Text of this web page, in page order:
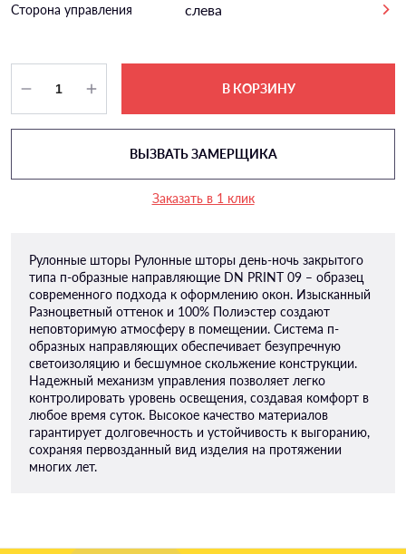
Сторона управления слева
В КОРЗИНУ
ВЫЗВАТЬ ЗАМЕРЩИКА
Заказать в 1 клик
Рулонные шторы Рулонные шторы день-ночь закрытого
типа п-образные направляющие DN PRINT 09 – образец
современного подхода к оформлению окон. Изысканный
Разноцветный оттенок и 100% Полиэстер создают
неповторимую атмосферу в помещении. Система п-
образных направляющих обеспечивает безупречную
светоизоляцию и бесшумное скольжение конструкции.
Надежный механизм управления позволяет легко
контролировать уровень освещения, создавая комфорт в
любое время суток. Высокое качество материалов
гарантирует долговечность и устойчивость к выгоранию,
сохраняя первозданный вид изделия на протяжении
многих лет.